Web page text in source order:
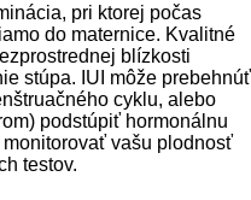
pri ktorej počas
do maternice. Kvalitné
blízkosti
stúpa. IUI môže prebehnúť
cyklu, alebo
podstúpiť hormonálnu
monitorovať vašu plodnosť
testov.